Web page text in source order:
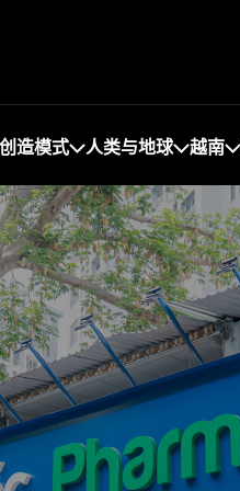
造模式 人类与地球 越南